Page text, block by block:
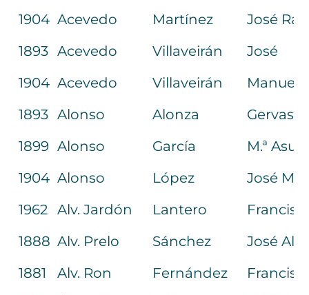
1904 Acevedo Martínez
José
1893 Acevedo Villaveirán
José
1904 Acevedo Villaveirán
Manuel
1893 Alonso Alonza
Gervasio
1899 Alonso García
M.ª
1904 Alonso López
José M.ª
1962
Alv. Jardón Lantero
1888 Alv. Prelo Sánchez
José
1881
Alv. Ron Fernández